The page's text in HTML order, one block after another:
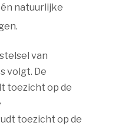
natuurlijke
van
volgt. De
toezicht op de
toezicht op de